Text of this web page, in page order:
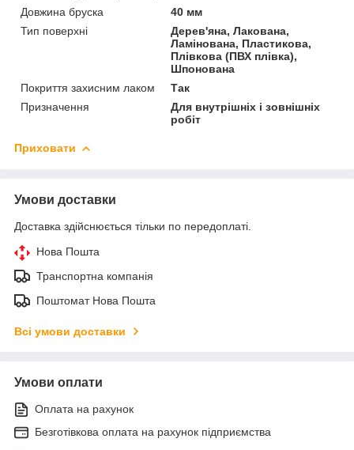
Довжина бруска
40 мм
Тип поверхні
Дерев'яна, Лакована,
Ламінована, Пластикова,
Плівкова (ПВХ плівка),
Шпонована
Покриття захисним лаком
Так
Призначення
Для внутрішніх і зовнішніх
робіт
Приховати
Умови доставки
Доставка здійснюється тільки по передоплаті.
Нова Пошта
Транспортна компанія
Поштомат Нова Пошта
Всі умови доставки
Умови оплати
Оплата на рахунок
Безготівкова оплата на рахунок підприємства